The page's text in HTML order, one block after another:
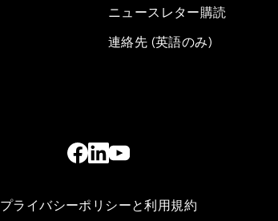
ニュースレター購読
連絡先 (英語のみ)
プライバシーポリシーと利用規約